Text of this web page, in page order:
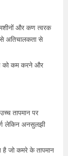
और कण त्वरक
से अतिचालकता से
को कम करने और
तापमान पर
लेकिन अनसुलझी
जो कमरे के तापमान